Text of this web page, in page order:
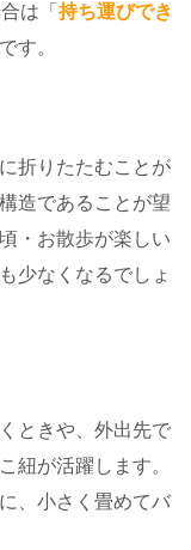
は「 持ち運びでき
す。
折りたたむことが
造であることが望
・お散歩が楽しい
少なくなるでしょ
ときや、外出先で
紐が活躍します。
、小さく畳めてバ